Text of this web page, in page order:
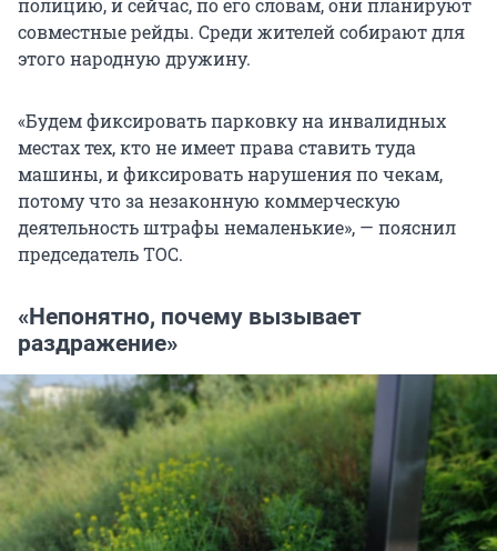
полицию, и сейчас, по его словам, они планируют
совместные рейды. Среди жителей собирают для
этого народную дружину.
«Будем фиксировать парковку на инвалидных
местах тех, кто не имеет права ставить туда
машины, и фиксировать нарушения по чекам,
потому что за незаконную коммерческую
деятельность штрафы немаленькие», — пояснил
председатель ТОС.
«Непонятно, почему вызывает
раздражение»